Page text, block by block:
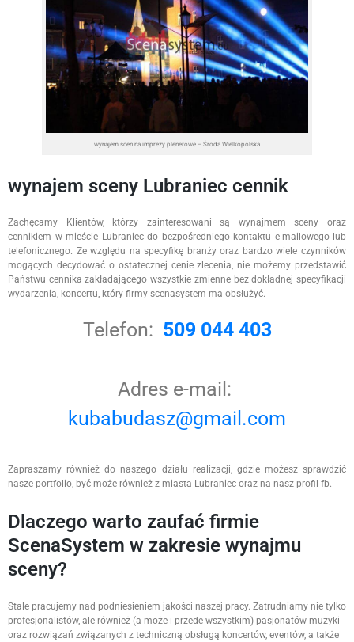
wynajem scen na imprezy plenerowe – Środa Wielkopolska
wynajem sceny Lubraniec cennik
Zachęcamy Klientów, którzy zainteresowani są wynajmem sceny oraz
cennikiem w mieście Lubraniec do bezpośredniego kontaktu e-mailowego lub
telefonicznego. Ze względu na specyfikę branży oraz bardzo wiele czynników
mogących decydować o ostatecznej cenie zlecenia, nie możemy przedstawić
Państwu cennika zakładającego wszystkie zmienne bez dokładnej specyfikacji
wydarzenia, koncertu, który firmy scenasystem ma obsłużyć.
Telefon: 509 044 403
Adres e-mail:
kubabudasz@gmail.com
Zapraszamy również do naszego działu realizacji, gdzie możesz sprawdzić
nasze portfolio, być może również z miasta Lubraniec oraz na nasz profil fb.
Dlaczego warto zaufać firmie
ScenaSystem w zakresie wynajmu
sceny?
Stale pracujemy nad podniesieniem jakości naszej pracy. Zatrudniamy nie tylko
profesjonalistów, ale również (a może i przede wszystkim) pasjonatów muzyki
oraz rozwiązań związanych z techniczną obsługą koncertów, eventów, a także